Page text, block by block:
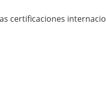
certificaciones